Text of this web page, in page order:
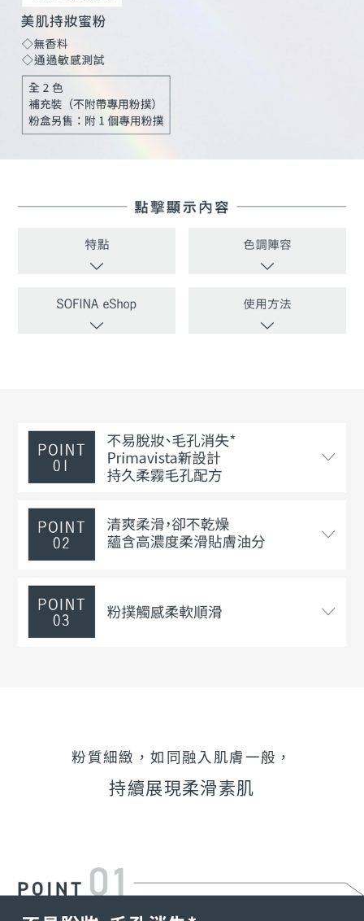
粉質細緻，如同融入肌膚一般，
持續展現柔滑素肌